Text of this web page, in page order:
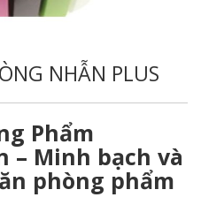
NHẪN PLUS
Phẩm
– Minh bạch và
phòng phẩm